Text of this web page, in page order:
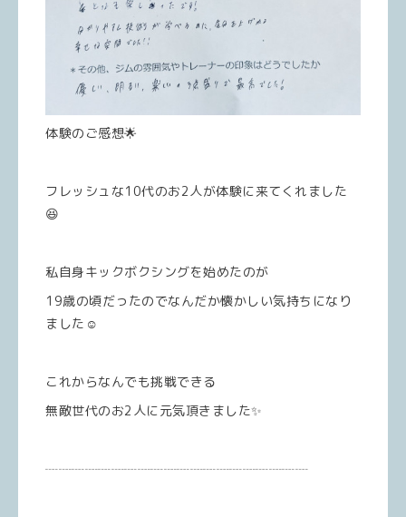
体験のご感想🌟
フレッシュな10代のお2人が体験に来てくれました
😆
私自身キックボクシングを始めたのが
19歳の頃だったのでなんだか懐かしい気持ちになり
ました☺️
これからなんでも挑戦できる
無敵世代のお2人に元気頂きました✨
┈┈┈┈┈┈┈┈┈┈┈┈┈┈┈┈┈┈┈┈